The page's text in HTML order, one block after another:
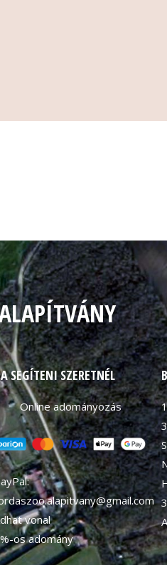
SEGÍTENI SZERETNÉL
Online adományozás
vonal
os adomány